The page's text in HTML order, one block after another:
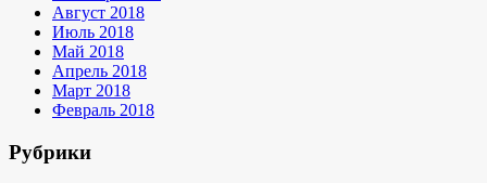
Август 2018
Июль 2018
Май 2018
Апрель 2018
Март 2018
Февраль 2018
Рубрики